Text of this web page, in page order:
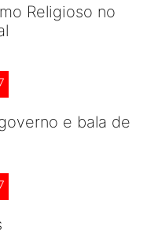
Religioso no
e bala de